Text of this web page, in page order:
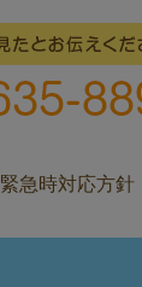
緊急時対応方針